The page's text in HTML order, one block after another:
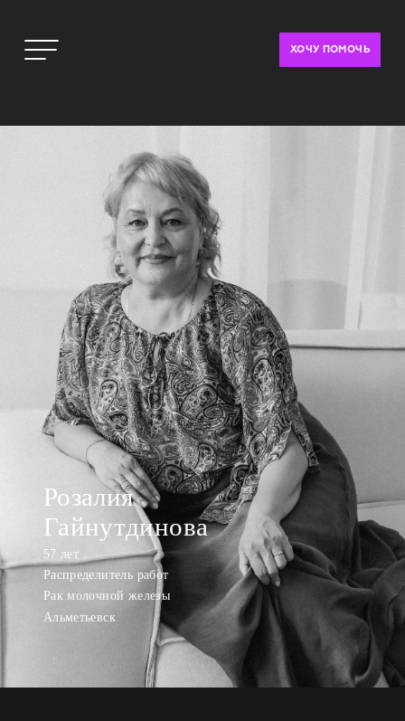
ХОЧУ ПОМОЧЬ
Розалия
Гайнутдинова
57 лет
Распределитель работ
Рак молочной железы
Альметьевск